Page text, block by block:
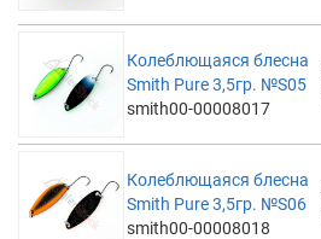
Колеблющаяся блесна
Smith Pure 3,5гр. №S05
smith00-00008017
Колеблющаяся блесна
Smith Pure 3,5гр. №S06
smith00-00008018